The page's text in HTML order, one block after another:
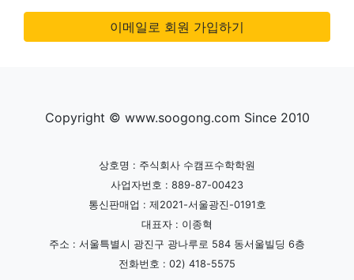
이메일로 회원 가입하기
Copyright © www.soogong.com Since 2010
상호명 : 주식회사 수캠프수학학원
사업자번호 : 889-87-00423
통신판매업 : 제2021-서울광진-0191호
대표자 : 이종혁
주소 : 서울특별시 광진구 광나루로 584 동서울빌딩 6층
전화번호 : 02) 418-5575